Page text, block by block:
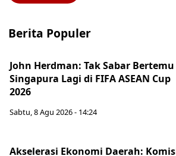
Berita Populer
John Herdman: Tak Sabar Bertemu
Singapura Lagi di FIFA ASEAN Cup
2026
Sabtu, 8 Agu 2026 - 14:24
Akselerasi Ekonomi Daerah: